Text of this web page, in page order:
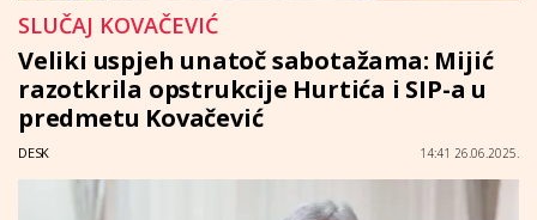
SLUČAJ KOVAČEVIĆ
Veliki uspjeh unatoč sabotažama: Mijić
razotkrila opstrukcije Hurtića i SIP-a u
predmetu Kovačević
DESK 14:41 26.06.2025.